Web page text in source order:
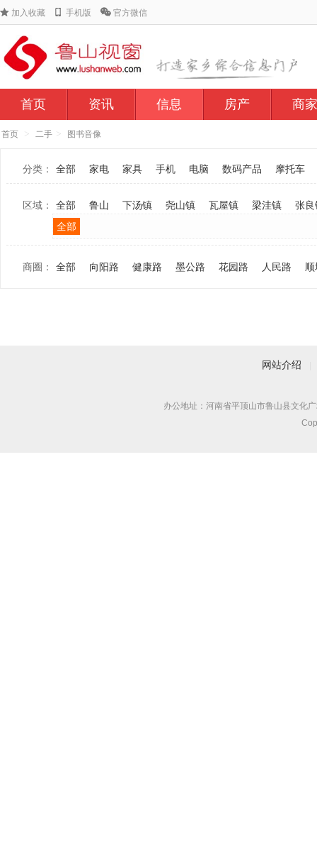
加入收藏 手机版 官方微信
首页 资讯 信息 房产 商家
首页 > 二手 > 图书音像
分类： 全部 家电 家具 手机 电脑 数码产品 摩托车
区域： 全部 鲁山 下汤镇 尧山镇 瓦屋镇 梁洼镇
张良
全部
商圈： 全部 向阳路 健康路 墨公路 花园路 人民路
网站介绍
办公地址：河南省平顶山市鲁山县文化